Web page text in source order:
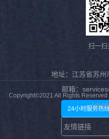
扫一扫
地址：江苏省苏州
邮箱：
24小时服务热
Copyright©2021 All Rights Reserved